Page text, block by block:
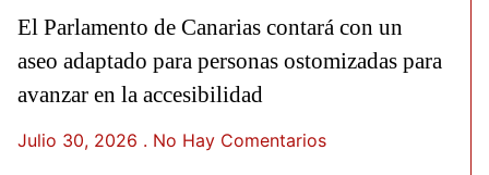
El Parlamento de Canarias contará con un
aseo adaptado para personas ostomizadas para
avanzar en la accesibilidad
Julio 30, 2026 No Hay Comentarios